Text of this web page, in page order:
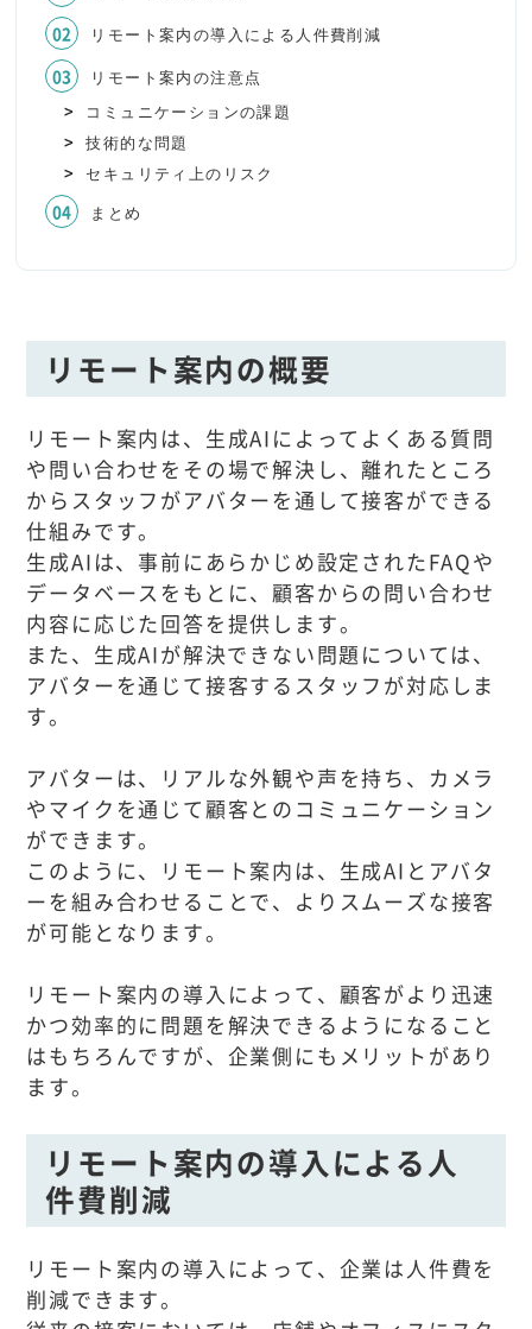
リモート案内の導入による人件費削減
リモート案内の注意点
コミュニケーションの課題
技術的な問題
セキュリティ上のリスク
まとめ
リモート案内の概要
リモート案内は、生成AIによってよくある質問
や問い合わせをその場で解決し、離れたところ
からスタッフがアバターを通して接客ができる
仕組みです。
生成AIは、事前にあらかじめ設定されたFAQや
データベースをもとに、顧客からの問い合わせ
内容に応じた回答を提供します。
また、生成AIが解決できない問題については、
アバターを通じて接客するスタッフが対応しま
す。
アバターは、リアルな外観や声を持ち、カメラ
やマイクを通じて顧客とのコミュニケーション
ができます。
このように、リモート案内は、生成AIとアバタ
ーを組み合わせることで、よりスムーズな接客
が可能となります。
リモート案内の導入によって、顧客がより迅速
かつ効率的に問題を解決できるようになること
はもちろんですが、企業側にもメリットがあり
ます。
リモート案内の導入による人
件費削減
リモート案内の導入によって、企業は人件費を
削減できます。